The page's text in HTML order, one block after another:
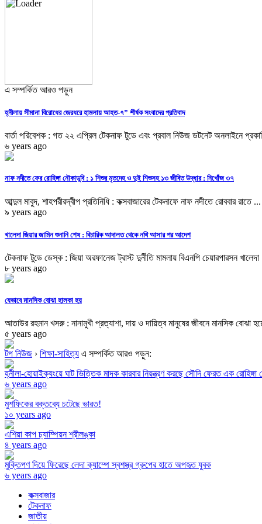
এ সম্পর্কিত আরও পড়ুন
হ্নীলায় সীমানা বিরোধের জেরধরে হামলায় আহত-‌‌‌‌৭” শীর্ষক সংবাদের প্রতিবাদ
বার্তা পরিবেশক : গত ২২ এপ্রিল টেকনাফ টুডে এবং প্রবাল নিউজ ডটনেট অনলাইনে
৬ years ago
নাফ নদীতে ফের রোহিঙ্গা নৌকাডুবি : ১ শিশুর মৃতদেহ ও দুই শিশুসহ ১৩ জীবিত উদ্ধার : নিখোঁজ ৩৭
আব্দুল মাবুদ, শাহপরীরদ্বীপ প্রতিনিধি : কক্সবাজারের টেকনাফে নাফ নদীতে রোববার রাতে ...
৯ years ago
খালেদা জিয়ার জামিন শুনানি শেষ : বিচারিক আদালত থেকে নথি আসার পর আদেশ
টেকনাফ টুডে ডেস্ক : জিয়া অরফানেজ ট্রাস্ট দুর্নীতি মামলায় বিএনপি চেয়ারপারসন
৮ years ago
যেভাবে মানসিক বোঝা হালকা হয়
আতাউর রহমান খসরু : নানামুখী প্রত্যাশা, দায় ও দায়িত্ব মানুষের জীবনে মানসিক বোঝা
৫ years ago
টপ নিউজ › শিক্ষা-সাহিত্য এ সম্পর্কিত আরও পড়ুন:
হ্নীলা-হোয়াইক্যংয়ে ঘাট ভিত্তিক মাদক কারবার নিয়ন্ত্রণ করছে সৌদি ফেরত এক
৬ years ago
মুশফিকের বক্তব্যে চটেছে ভারত!
১০ years ago
এশিয়া কাপ চ্যাম্পিয়ন শ্রীলঙ্কা
৪ years ago
মুক্তিপণ দিয়ে ফিরেছে লেদা ক্যাম্পে স্বশস্ত্র গ্রুপের হাতে অপহৃত যুবক
৬ years ago
কক্সবাজার
টেকনাফ
জাতীয়